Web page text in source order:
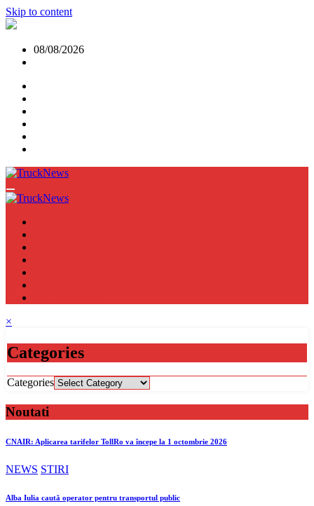
Skip to content
08/08/2026
×
Categories
Categories
Noutati
CNAIR: Aplicarea tarifelor TollRo va începe la 1 octombrie 2026
NEWS STIRI
Alba Iulia caută operator pentru transportul public